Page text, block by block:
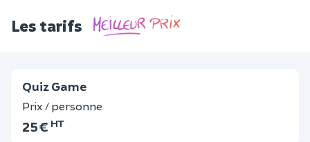
Les tarifs
Quiz Game
Prix / personne
25 € HT